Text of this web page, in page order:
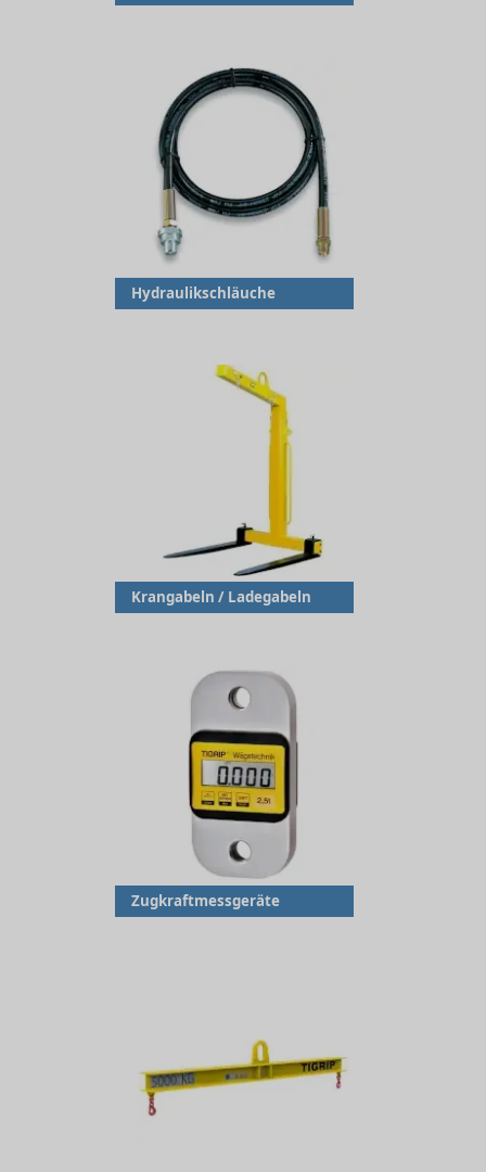
Hydraulikschläuche
Krangabeln / Ladegabeln
Zugkraftmessgeräte